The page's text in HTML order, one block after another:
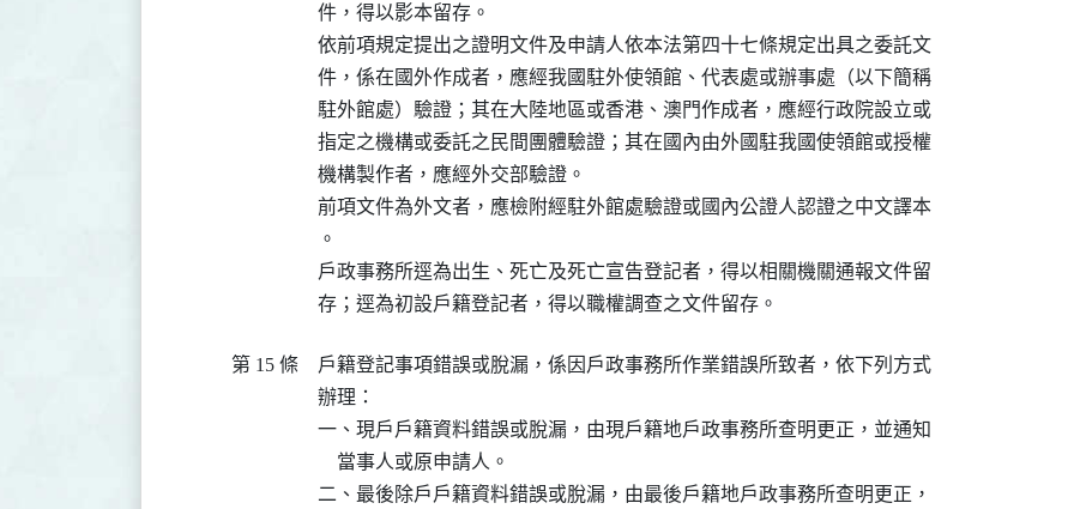
件，得以影本留存。
依前項規定提出之證明文件及申請人依本法第四十七條規定出具之委託文
件，係在國外作成者，應經我國駐外使領館、代表處或辦事處（以下簡稱
駐外館處）驗證；其在大陸地區或香港、澳門作成者，應經行政院設立或
指定之機構或委託之民間團體驗證；其在國內由外國駐我國使領館或授權
機構製作者，應經外交部驗證。
前項文件為外文者，應檢附經駐外館處驗證或國內公證人認證之中文譯本
。
戶政事務所逕為出生、死亡及死亡宣告登記者，得以相關機關通報文件留
存；逕為初設戶籍登記者，得以職權調查之文件留存。
第 15 條
戶籍登記事項錯誤或脫漏，係因戶政事務所作業錯誤所致者，依下列方式
辦理：
一、現戶戶籍資料錯誤或脫漏，由現戶籍地戶政事務所查明更正，並通知
    當事人或原申請人。
二、最後除戶戶籍資料錯誤或脫漏，由最後戶籍地戶政事務所查明更正，